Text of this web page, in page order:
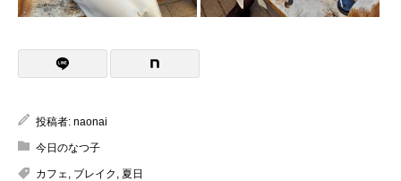
投稿者: naonai
今日のなつ子
カフェ ブレイク 夏日